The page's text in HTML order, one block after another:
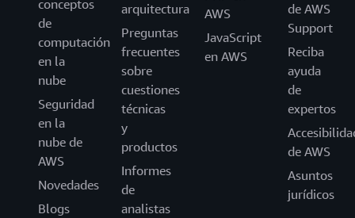
conceptos
de
computación
en la
nube
Seguridad
en la
nube de
AWS
Novedades
Blogs
arquitectura
Preguntas
frecuentes
sobre
cuestiones
técnicas
y
productos
Informes
de
analistas
AWS
JavaScript
en AWS
de AWS
Support
Reciba
ayuda
de
expertos
de AWS
Asuntos
jurídicos